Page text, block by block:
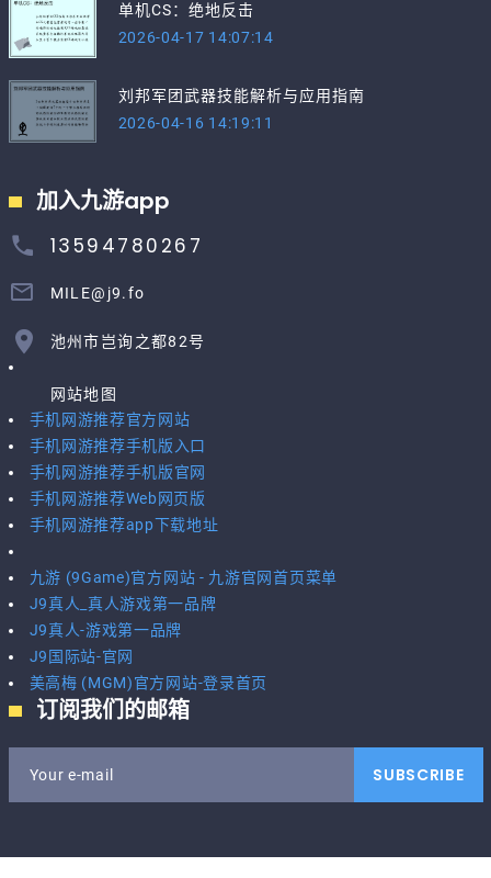
单机CS：绝地反击
2026-04-17 14:07:14
刘邦军团武器技能解析与应用指南
2026-04-16 14:19:11
加入九游app
13594780267
MILE@j9.fo
池州市岂询之都82号
网站地图
手机网游推荐官方网站
手机网游推荐手机版入口
手机网游推荐手机版官网
手机网游推荐Web网页版
手机网游推荐app下载地址
九游 (9Game)官方网站 - 九游官网首页菜单
J9真人_真人游戏第一品牌
J9真人-游戏第一品牌
J9国际站-官网
美高梅 (MGM)官方网站-登录首页
订阅我们的邮箱
Your e-mail SUBSCRIBE